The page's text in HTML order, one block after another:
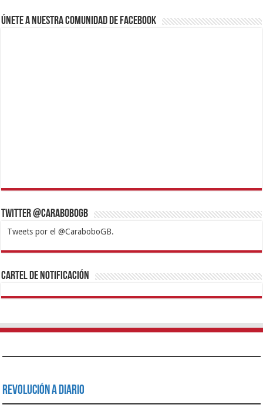
Únete a nuestra comunidad de Facebook
Twitter @CaraboboGB
Tweets por el @CaraboboGB.
1xbetBetturkeyBetistKralbetSupertotobetTipobetMatadorbetMariobet
https://mvbcasino.com/
Cartel de Notificación
Revolución a Diario